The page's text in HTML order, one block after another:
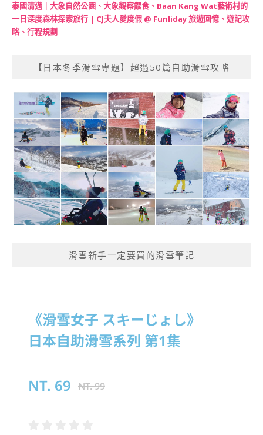
泰國清邁｜大象自然公園、大象觀察餵食、Baan Kang Wat藝術村的
一日深度森林探索旅行 | CJ夫人愛度假 @ Funliday 旅遊回憶、遊記攻
略、行程規劃
【日本冬季滑雪專題】超過50篇自助滑雪攻略
滑雪新手一定要買的滑雪筆記